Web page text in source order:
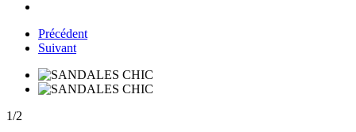
Précédent
Suivant
1/2